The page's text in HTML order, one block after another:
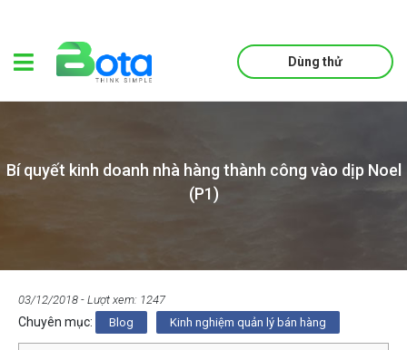
Dùng thử
Bí quyết kinh doanh nhà hàng thành công vào dịp Noel
(P1)
03/12/2018 - Lượt xem: 1247
Chuyên mục: Blog Kinh nghiệm quản lý bán hàng